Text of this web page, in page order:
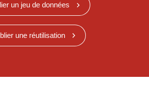
un jeu de données
une réutilisation